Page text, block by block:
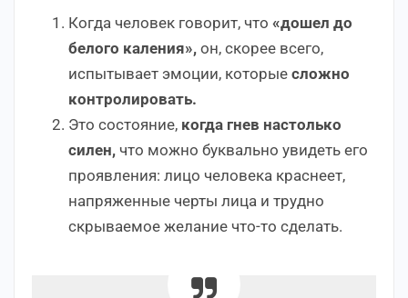
Когда человек говорит, что «дошел до
белого каления», он, скорее всего,
испытывает эмоции, которые сложно
контролировать.
Это состояние, когда гнев настолько
силен, что можно буквально увидеть его
проявления: лицо человека краснеет,
напряженные черты лица и трудно
скрываемое желание что-то сделать.